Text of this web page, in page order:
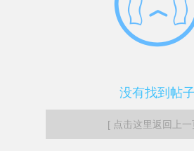
没有找到帖子
[ 点击这里返回上一